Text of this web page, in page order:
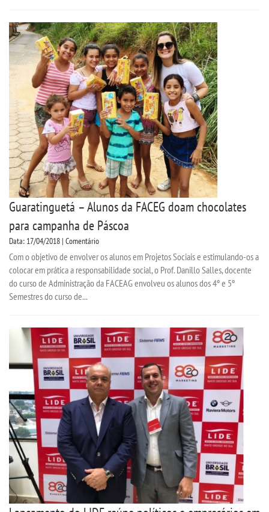
PORTARIAS
LOGIN
WEBMAIL
PORTAL DE ALUNOS
PORTAL DE PROFESSORES/ACADÊMICO
UNIESP
CONTATO
IMPRENSA
TRABALHE CONOSCO
OUVIDORIA
Guaratinguetá – Alunos da FACEG doam chocolates
para campanha de Páscoa
Data: 17/04/2018 | Comentário
Com o objetivo de envolver os alunos em Projetos Sociais e estimulando-os a
colocar em prática a responsabilidade social, o Prof. Danillo Salles, docente
do curso de Administração da FACEAG envolveu os alunos dos 4º e 5º
Semestres do curso de...